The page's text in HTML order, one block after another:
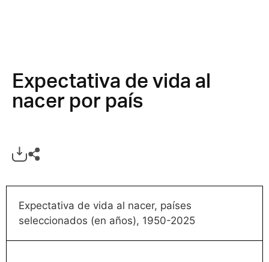
Expectativa de vida al
nacer por país
Expectativa de vida al nacer, países
seleccionados (en años), 1950-2025